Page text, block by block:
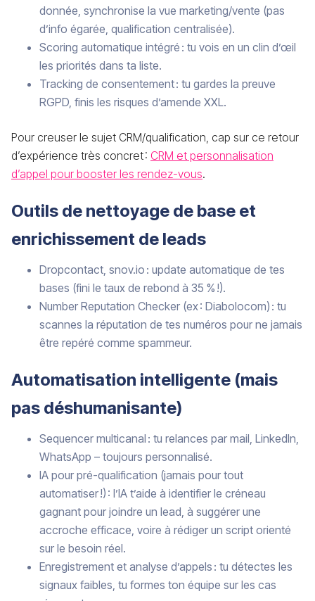
donnée, synchronise la vue marketing/vente (pas
d’info égarée, qualification centralisée).
Scoring automatique intégré : tu vois en un clin d’œil
les priorités dans ta liste.
Tracking de consentement : tu gardes la preuve
RGPD, finis les risques d’amende XXL.
Pour creuser le sujet CRM/qualification, cap sur ce retour
d’expérience très concret : CRM et personnalisation
d’appel pour booster les rendez-vous.
Outils de nettoyage de base et
enrichissement de leads
Dropcontact, snov.io : update automatique de tes
bases (fini le taux de rebond à 35 % !).
Number Reputation Checker (ex : Diabolocom) : tu
scannes la réputation de tes numéros pour ne jamais
être repéré comme spammeur.
Automatisation intelligente (mais
pas déshumanisante)
Sequencer multicanal : tu relances par mail, LinkedIn,
WhatsApp – toujours personnalisé.
IA pour pré-qualification (jamais pour tout
automatiser !) : l’IA t’aide à identifier le créneau
gagnant pour joindre un lead, à suggérer une
accroche efficace, voire à rédiger un script orienté
sur le besoin réel.
Enregistrement et analyse d’appels : tu détectes les
signaux faibles, tu formes ton équipe sur les cas